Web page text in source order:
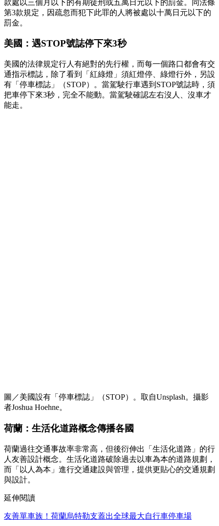
款處以三個月以下的有期徒刑或五萬日元以下的罰金。同法條
第3款規定，因疏忽而犯下此罪的人將被處以十萬日元以下的
罰金。
美國：遇STOP號誌停下來3秒
美國的法律規定行人有絕對的先行權，而每一個路口都會有交
通指示標誌，除了看到「紅綠燈」須紅燈停、綠燈行外，另設
有「停車標誌」（STOP）。當駕駛行車遇到STOP號誌時，須
把車停下來3秒，完全不能動。當駕駛確認左右沒人、沒車才
能走。
圖／美國設有「停車標誌」（STOP）。取自Unsplash。攝影
者Joshua Hoehne。
荷蘭：生活化道路概念傳播各國
荷蘭過往交通事故率非常高，但後衍伸出「生活化道路」的行
人友善設計概念。生活化道路破除過去以車為本的道路規劃，
而「以人為本」進行交通建設與管理，提供更貼心的交通規劃
與設計。
延伸閱讀
友善單車族！荷蘭烏特勒支蓋出全球最大自行車停車場